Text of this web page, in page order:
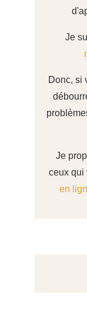
Je
Donc, si
Je
ceux qui
en